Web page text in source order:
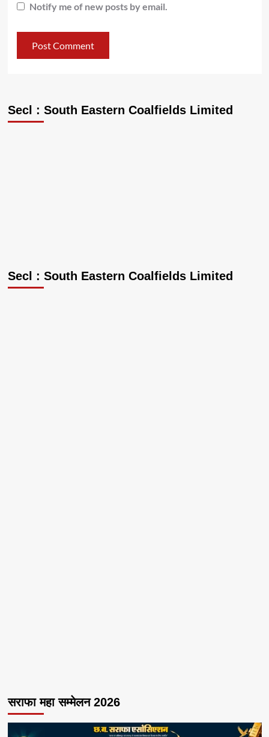
Notify me of new posts by email.
Secl : South Eastern Coalfields Limited
Secl : South Eastern Coalfields Limited
सराफा महा सम्मेलन 2026